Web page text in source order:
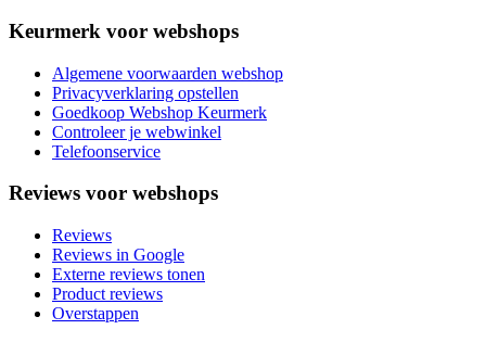
Keurmerk voor webshops
Algemene voorwaarden webshop
Privacyverklaring opstellen
Goedkoop Webshop Keurmerk
Controleer je webwinkel
Telefoonservice
Reviews voor webshops
Reviews
Reviews in Google
Externe reviews tonen
Product reviews
Overstappen